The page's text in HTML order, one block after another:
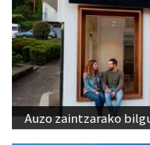
Auzo zaintzarako